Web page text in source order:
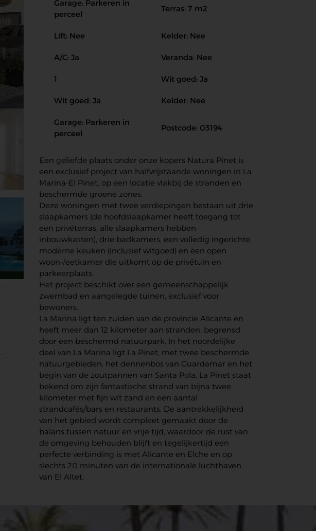
Garage: Parkeren in
perceel
Terras: 7 m2
Lift: Nee Kelder: Nee
A/C: Ja Veranda: Nee
1 Wit goed: Ja
Wit goed: Ja Kelder: Nee
Garage: Parkeren in
perceel
Postcode: 03194
Een geliefde plaats onder onze kopers Natura Pinet is
een exclusief project van halfvrijstaande woningen in La
Marina-El Pinet, op een locatie vlakbij de stranden en
beschermde groene zones.
Deze woningen met twee verdiepingen bestaan uit drie
slaapkamers (de hoofdslaapkamer heeft toegang tot
een privéterras, alle slaapkamers hebben
inbouwkasten), drie badkamers, een volledig ingerichte
moderne keuken (inclusief witgoed) en een open
woon-/eetkamer die uitkomt op de privétuin en
parkeerplaats.
Het project beschikt over een gemeenschappelijk
zwembad en aangelegde tuinen, exclusief voor
bewoners.
La Marina ligt ten zuiden van de provincie Alicante en
heeft meer dan 12 kilometer aan stranden, begrensd
door een beschermd natuurpark. In het noordelijke
deel van La Marina ligt La Pinet, met twee beschermde
natuurgebieden: het dennenbos van Guardamar en het
begin van de zoutpannen van Santa Pola. La Pinet staat
bekend om zijn fantastische strand van bijna twee
kilometer met fijn wit zand en een aantal
strandcafés/bars en restaurants. De aantrekkelijkheid
van het gebied wordt compleet gemaakt door de
balans tussen natuur en vrije tijd, waardoor de rust van
de omgeving behouden blijft en tegelijkertijd een
perfecte verbinding is met Alicante en Elche en op
slechts 20 minuten van de internationale luchthaven
van El Altet.